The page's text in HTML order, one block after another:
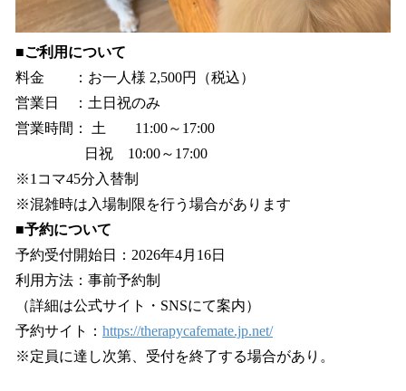
■ご利用について
料金 ：お一人様 2,500円（税込）
営業日 ：土日祝のみ
営業時間： 土 11:00～17:00
日祝 10:00～17:00
※1コマ45分入替制
※混雑時は入場制限を行う場合があります
■予約について
予約受付開始日：2026年4月16日
利用方法：事前予約制
（詳細は公式サイト・SNSにて案内）
予約サイト： https://therapycafemate.jp.net/
※定員に達し次第、受付を終了する場合があり。